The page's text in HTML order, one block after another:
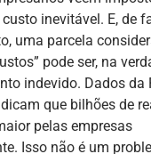
inevitável. E, de
uma parcela
pode ser, na
indevido. Dados da
que bilhões de
pelas empresas
Isso não é um